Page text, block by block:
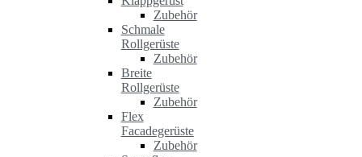
Zubehör
Schmale
Rollgerüste
Zubehör
Breite
Rollgerüste
Zubehör
Flex
Facadegerüste
Zubehör